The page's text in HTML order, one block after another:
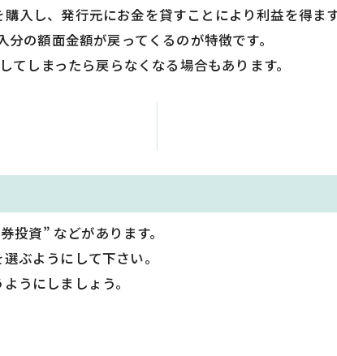
入し、発行元にお金を貸すことにより利益を得ます
の額面金額が戻ってくるのが特徴です。
しまったら戻らなくなる場合もあります。
投資” などがあります。
ぶようにして下さい。
うにしましょう。